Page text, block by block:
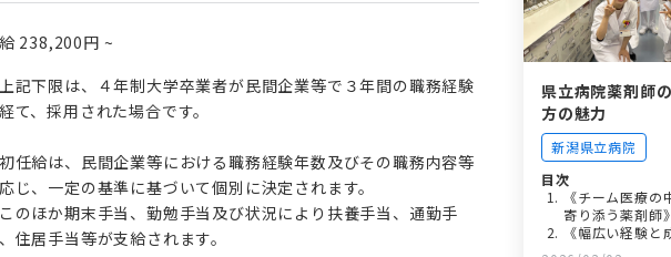
238,200円 ~
記下限は、４年制大学卒業者が民間企業等で３年間の職務経験
て、採用された場合です。
任給は、民間企業等における職務経験年数及びその職務内容等
じ、一定の基準に基づいて個別に決定されます。
のほか期末手当、勤勉手当及び状況により扶養手当、通勤手
住居手当等が支給されます。
り
県立病院薬剤師
方の魅力
新潟県立病院
目次
《チーム医療の
寄り添う薬剤師》
《幅広い経験と
ャリア環境》